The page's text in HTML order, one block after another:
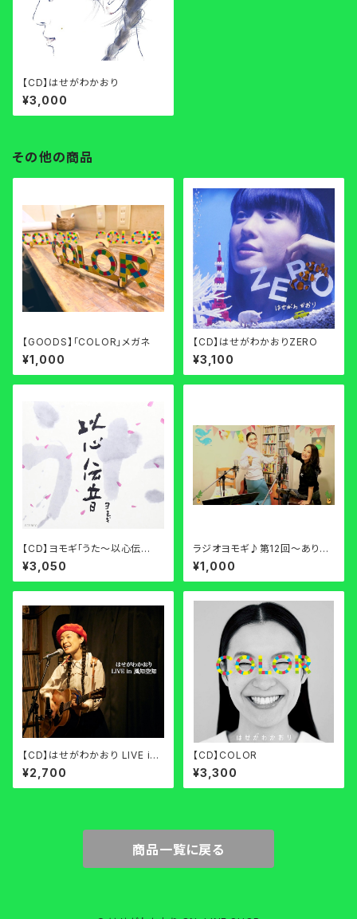
【CD】はせがわかおり
¥3,000
その他の商品
【GOODS】「COLOR」メガネ
¥1,000
【CD】はせがわかおりZERO
¥3,100
【CD】ヨモギ「うた〜以心伝
音〜」
¥3,050
ラジオヨモギ♪第12回〜ありが
とうお礼状〜
¥1,000
【CD】はせがわかおり LIVE in
風知空知
¥2,700
【CD】COLOR
¥3,300
商品一覧に戻る